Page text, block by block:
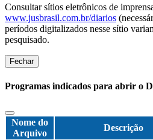
Consultar sítios eletrônicos de
www.jusbrasil.com.br/diarios
períodos digitalizados nesse sítio
pesquisado.
Fechar
Programas indicados para abrir o
Nome do
Arquivo
Descrição